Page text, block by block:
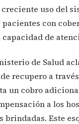
uso del
pacientes con
de
de Salud
recupero a través
un cobro
a los
brindadas. Este